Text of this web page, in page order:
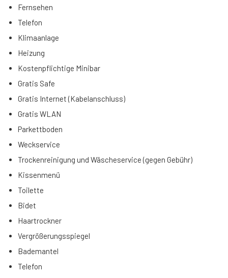
Fernsehen
Telefon
Klimaanlage
Heizung
Kostenpflichtige Minibar
Gratis Safe
Gratis Internet (Kabelanschluss)
Gratis WLAN
Parkettboden
Weckservice
Trockenreinigung und Wäscheservice (gegen Gebühr)
Kissenmenü
Toilette
Bidet
Haartrockner
Vergrößerungsspiegel
Bademantel
Telefon